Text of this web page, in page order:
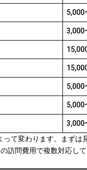
5,000
3,000
5,000
5,000
3,000
て変わります。まずは
訪問費用で複数対応し